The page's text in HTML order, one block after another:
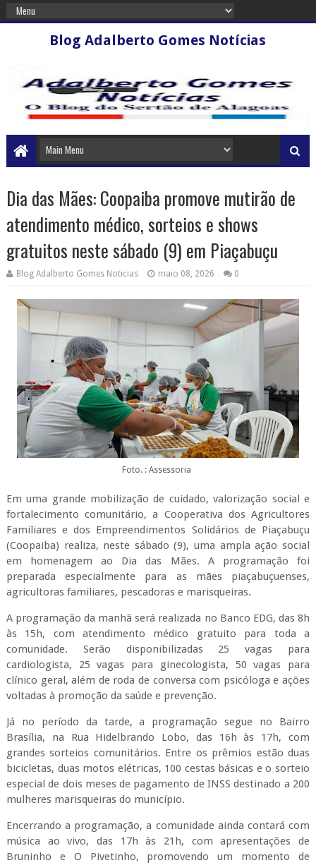
Blog Adalberto Gomes Notícias
Dia das Mães: Coopaiba promove mutirão de
atendimento médico, sorteios e shows
gratuitos neste sábado (9) em Piaçabuçu
Blog Adalberto Gomes Noticias maio 08, 2026 0
Foto. : Assessoria
Em uma grande mobilização de cuidado, valorização social e
fortalecimento comunitário, a Cooperativa dos Agricultores
Familiares e dos Empreendimentos Solidários de Piaçabuçu
(Coopaiba) realiza, neste sábado (9), uma ampla ação social
em homenagem ao Dia das Mães. A programação foi
preparada especialmente para as mães piaçabuçuenses,
agricultoras familiares, pescadoras e marisqueiras.
A programação da manhã será realizada no Banco EDG, das 8h
às 15h, com atendimento médico gratuito para toda a
comunidade. Serão disponibilizadas 25 vagas para
cardiologista, 25 vagas para ginecologista, 50 vagas para
clínico geral, além de roda de conversa com psicóloga e ações
voltadas à promoção da saúde e prevenção.
Já no período da tarde, a programação segue no Bairro
Brasília, na Rua Hidelbrando Lobo, das 16h às 17h, com
grandes sorteios comunitários. Entre os prêmios estão duas
bicicletas, duas motos elétricas, 100 cestas básicas e o sorteio
especial de dois meses de pagamento de INSS destinado a 200
mulheres marisqueiras do município.
Encerrando a programação, a comunidade ainda contará com
música ao vivo, das 17h às 21h, com apresentações de
Bruninho e O Pivetinho, promovendo um momento de